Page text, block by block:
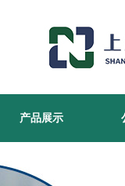
产品展示